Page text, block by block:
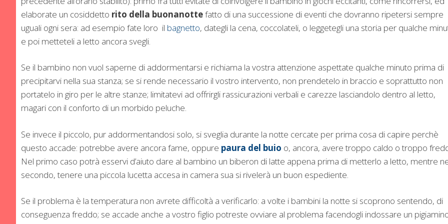
elaborate un cosiddetto rito della buonanottefatto di una successione di eventi che dovranno ripetersi sempre
uguali ogni sera: ad esempio fate loro il bagnetto, dategli la cena, coccolateli, o leggetegli una storia per qualche
e poi metteteli a letto ancora svegli.
Se il bambino non vuol saperne di addormentarsi e richiama la vostra attenzione aspettate qualche minuto prima di
precipitarvi nella sua stanza; se si rende necessario il vostro intervento, non prendetelo in braccio e soprattutto non
portatelo in giro per le altre stanze; limitatevi ad offrirgli rassicurazioni verbali e carezze lasciandolo dentro al letto,
magari con il conforto di un morbido peluche.
Se invece il piccolo, pur addormentandosi solo, si sveglia durante la notte cercate per prima cosa di capire perchè
questo accade: potrebbe avere ancora fame, oppure paura del buio o, ancora, avere troppo caldo o troppo
Nel primo caso potrà esservi d’aiuto dare al bambino un biberon di latte appena prima di metterlo a letto, mentre
secondo, tenere una piccola lucetta accesa in camera sua si rivelerà un buon espediente.
Se il problema è la temperatura non avrete difficoltà a verificarlo: a volte i bambini la notte si scoprono sentendo, di
conseguenza freddo; se accade anche a vostro figlio potreste ovviare al problema facendogli indossare un